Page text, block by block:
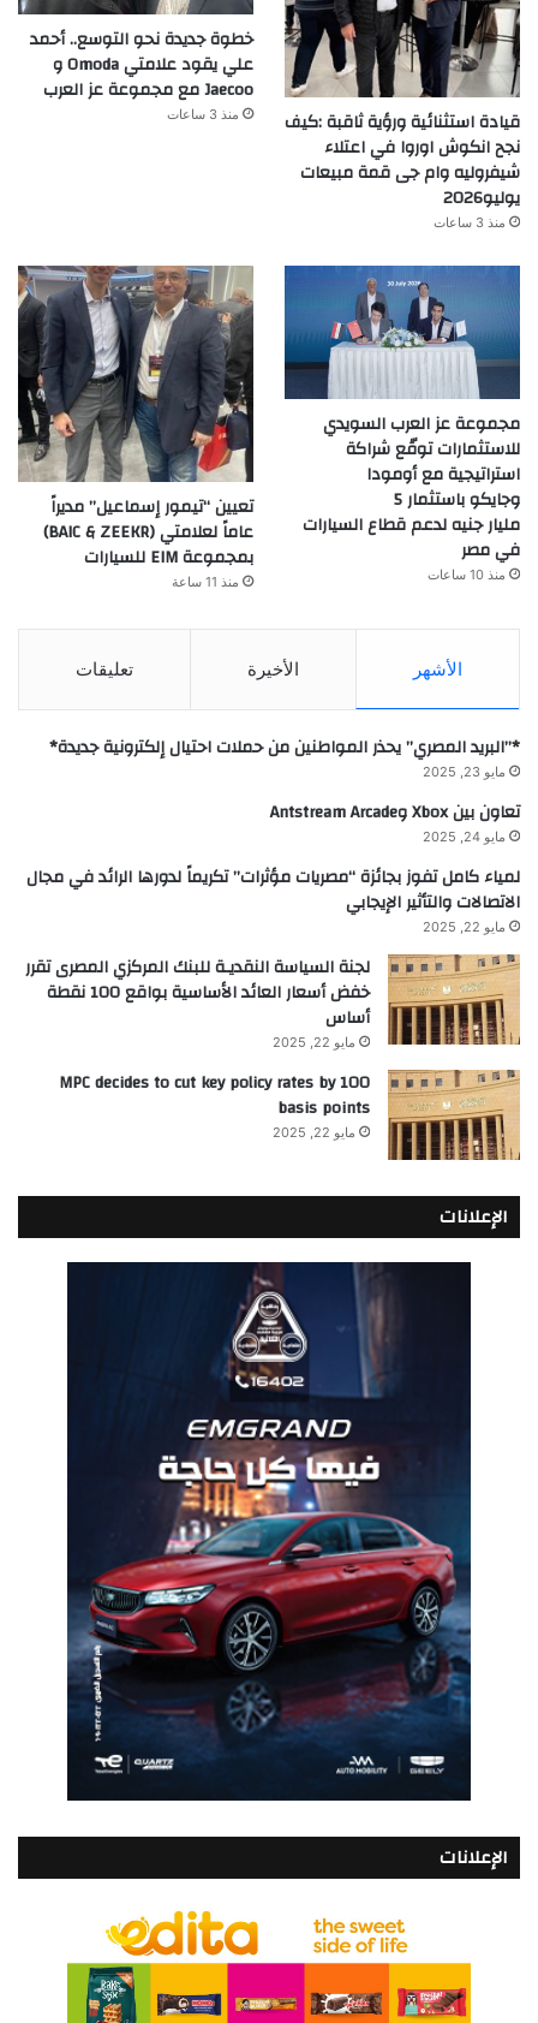
قيادة استثنائية ورؤية ثاقبة :كيف
نجح انكوش اوروا في اعتلاء
شيفروليه وام جى قمة مبيعات
يوليو2026
منذ 3 ساعات
خطوة جديدة نحو التوسع.. أحمد
علي يقود علامتي Omoda و
Jaecoo مع مجموعة عز العرب
منذ 3 ساعات
مجموعة عز العرب السويدي
للاستثمارات توقّع شراكة
استراتيجية مع أومودا
وجايكو باستثمار 5
مليار جنيه لدعم قطاع السيارات
في مصر
منذ 10 ساعات
تعيين “تيمور إسماعيل” مديراً
عاماً لعلامتي (BAIC & ZEEKR)
بمجموعة EIM للسيارات
منذ 11 ساعة
الأشهر الأخيرة تعليقات
*”البريد المصري” يحذر المواطنين من حملات احتيال إلكترونية جديدة*
مايو 23, 2025
تعاون بين Xbox وAntstream Arcade
مايو 24, 2025
لمياء كامل تفوز بجائزة “مصريات مؤثرات” تكريماً لدورها الرائد في مجال
الاتصالات والتأثير الإيجابي
مايو 22, 2025
لجنة السياسة النقديـة للبنك المركزي المصرى تقرر
خفض أسعار العائد الأساسية بواقع 100 نقطة
أساس
مايو 22, 2025
MPC decides to cut key policy rates by 100
basis points
مايو 22, 2025
الإعلانات
الإعلانات